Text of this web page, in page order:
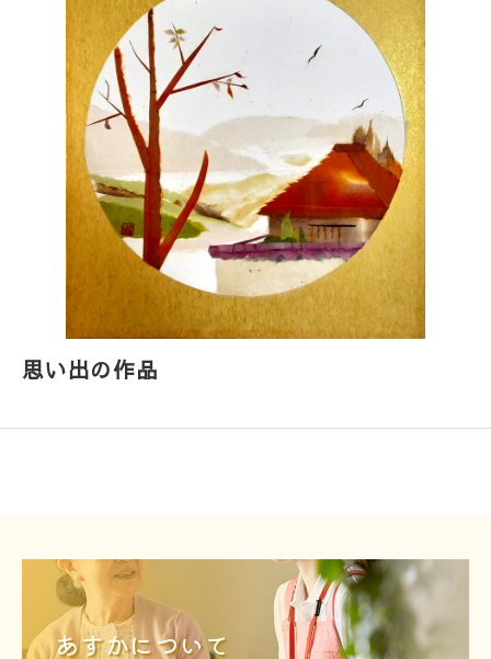
思い出の作品
あすかについて